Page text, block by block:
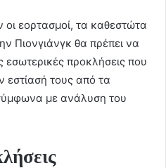
εορτασμοί, τα καθεστώτα
Πιονγιάνγκ θα πρέπει να
εσωτερικές προκλήσεις που
εστίασή τους από τα
με ανάλυση του